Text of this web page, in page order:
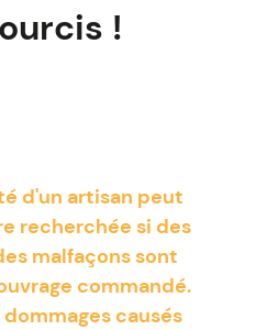
!
d'un artisan peut
recherchée si des
malfaçons sont
commandé.
causés